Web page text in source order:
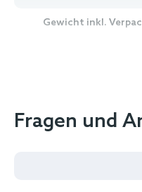
Gewicht inkl.
Fragen und